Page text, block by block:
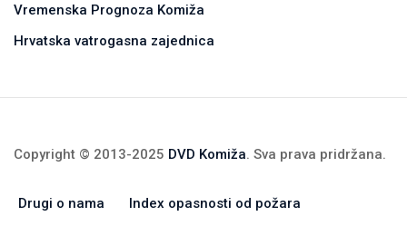
Vremenska Prognoza Komiža
Hrvatska vatrogasna zajednica
Copyright © 2013-2025 DVD Komiža. Sva prava pridržana.
Drugi o nama Index opasnosti od požara